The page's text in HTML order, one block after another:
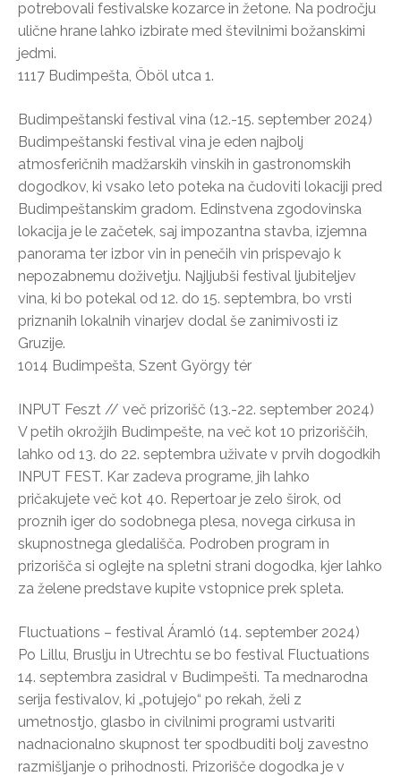
potrebovali festivalske kozarce in žetone. Na področju
ulične hrane lahko izbirate med številnimi božanskimi
jedmi.
1117 Budimpešta, Öböl utca 1.
Budimpeštanski festival vina (12.-15. september 2024)
Budimpeštanski festival vina je eden najbolj
atmosferičnih madžarskih vinskih in gastronomskih
dogodkov, ki vsako leto poteka na čudoviti lokaciji pred
Budimpeštanskim gradom. Edinstvena zgodovinska
lokacija je le začetek, saj impozantna stavba, izjemna
panorama ter izbor vin in penečih vin prispevajo k
nepozabnemu doživetju. Najljubši festival ljubiteljev
vina, ki bo potekal od 12. do 15. septembra, bo vrsti
priznanih lokalnih vinarjev dodal še zanimivosti iz
Gruzije.
1014 Budimpešta, Szent György tér
INPUT Feszt // več prizorišč (13.-22. september 2024)
V petih okrožjih Budimpešte, na več kot 10 prizoriščih,
lahko od 13. do 22. septembra uživate v prvih dogodkih
INPUT FEST. Kar zadeva programe, jih lahko
pričakujete več kot 40. Repertoar je zelo širok, od
proznih iger do sodobnega plesa, novega cirkusa in
skupnostnega gledališča. Podroben program in
prizorišča si oglejte na spletni strani dogodka, kjer lahko
za želene predstave kupite vstopnice prek spleta.
Fluctuations – festival Áramló (14. september 2024)
Po Lillu, Bruslju in Utrechtu se bo festival Fluctuations
14. septembra zasidral v Budimpešti. Ta mednarodna
serija festivalov, ki „potujejo“ po rekah, želi z
umetnostjo, glasbo in civilnimi programi ustvariti
nadnacionalno skupnost ter spodbuditi bolj zavestno
razmišljanje o prihodnosti. Prizorišče dogodka je v